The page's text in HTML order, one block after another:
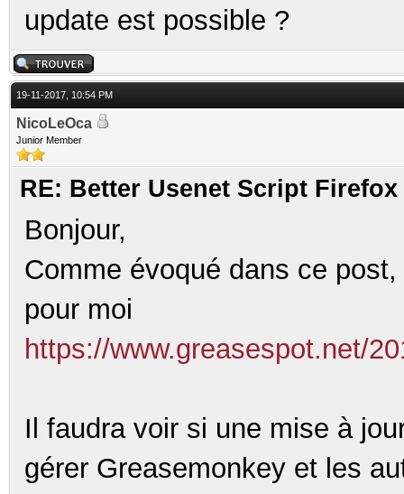
update est possible ?
19-11-2017, 10:54 PM
NicoLeOca
Junior Member
RE: Better Usenet Script
Bonjour,
Comme évoqué dans ce
pour moi
https://www.greasespot.net/
Il faudra voir si une mise à
gérer Greasemonkey et les